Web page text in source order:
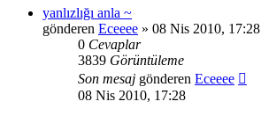
yanlızlığı anla ~
gönderen Eceeee » 08 Nis 2010, 17:28
0 Cevaplar
3839 Görüntüleme
Son mesaj gönderen Eceeee
08 Nis 2010, 17:28